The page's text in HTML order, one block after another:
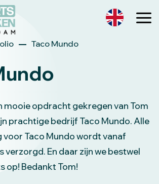
Taco Mundo
mooie opdracht gekregen van Tom
prachtige bedrijf Taco Mundo. Alle
Taco Mundo wordt vanaf
verzorgd. En daar zijn we bestwel
op! Bedankt Tom!